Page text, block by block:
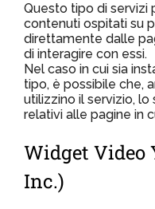
Questo tipo di servizi
contenuti ospitati su
direttamente dalle
di interagire con essi.
Nel caso in cui sia
tipo, è possibile che,
utilizzino il servizio,
relativi alle pagine in
Widget Video
Inc.)